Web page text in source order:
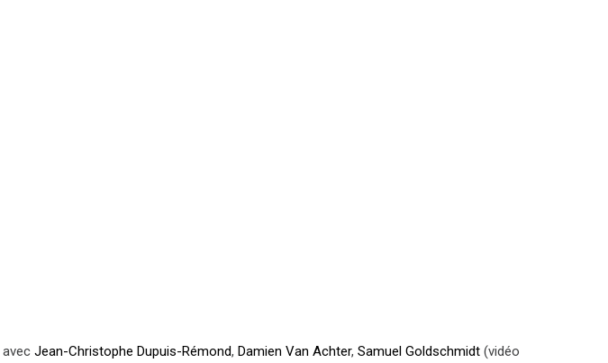
avecJean-Christophe Dupuis-Rémond,Damien Van Achter,Samuel Goldschmidt (vidéo